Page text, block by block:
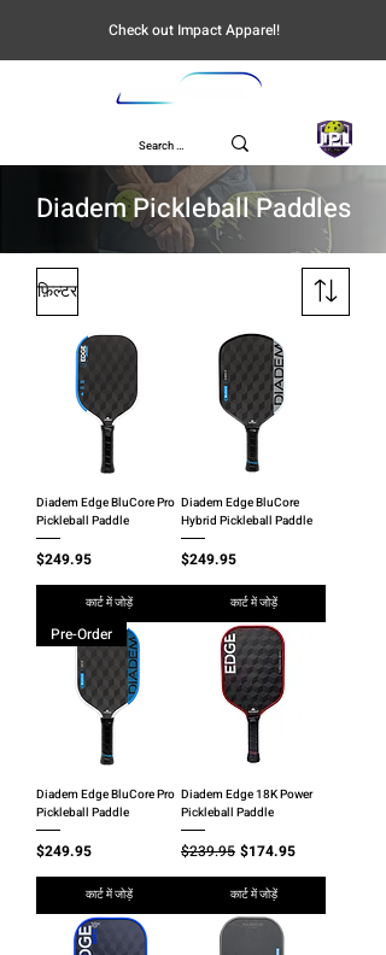
Check out Impact Apparel!
UPL
Diadem Pickleball Paddles
फ़िल्टर
Diadem Edge BluCore Pro
Pickleball Paddle
मूल्य
$249.95
कार्ट में जोड़ें
Diadem Edge BluCore
Hybrid Pickleball Paddle
मूल्य
$249.95
कार्ट में जोड़ें
Pre-Order
Diadem Edge BluCore Pro
Pickleball Paddle
मूल्य
$249.95
कार्ट में जोड़ें
Diadem Edge 18K Power
Pickleball Paddle
नियमित मूल्य
$239.95 बिक्री मूल्य
$174.95
कार्ट में जोड़ें